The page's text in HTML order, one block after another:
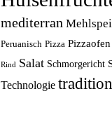
mediterran
Peruanisch Pizza Pizzaofen
Rind Salat Schmorgericht
Technologie